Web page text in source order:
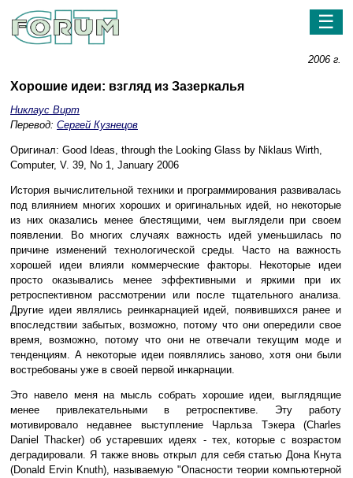
☰
2006 г.
Хорошие идеи: взгляд из Зазеркалья
Никлаус Вирт
Перевод: Сергей Кузнецов
Оригинал: Good Ideas, through the Looking Glass by Niklaus Wirth,
Computer, V. 39, No 1, January 2006
История вычислительной техники и программирования развивалась
под влиянием многих хороших и оригинальных идей, но некоторые
из них оказались менее блестящими, чем выглядели при своем
появлении. Во многих случаях важность идей уменьшилась по
причине изменений технологической среды. Часто на важность
хорошей идеи влияли коммерческие факторы. Некоторые идеи
просто оказывались менее эффективными и яркими при их
ретроспективном рассмотрении или после тщательного анализа.
Другие идеи являлись реинкарнацией идей, появившихся ранее и
впоследствии забытых, возможно, потому что они опередили свое
время, возможно, потому что они не отвечали текущим моде и
тенденциям. А некоторые идеи появлялись заново, хотя они были
востребованы уже в своей первой инкарнации.
Это навело меня на мысль собрать хорошие идеи, выглядящие
менее привлекательными в ретроспективе. Эту работу
мотивировало недавнее выступление Чарльза Тэкера (Charles
Daniel Thacker) об устаревших идеях - тех, которые с возрастом
деградировали. Я также вновь открыл для себя статью Дона Кнута
(Donald Ervin Knuth), называемую "Опасности теории компьютерной